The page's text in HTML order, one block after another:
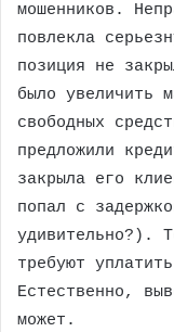
мошенников.
повлекла
позиция не
было увеличить
свободных
предложили
закрыла его
попал с
удивительно?).
требуют
Естественно,
может.